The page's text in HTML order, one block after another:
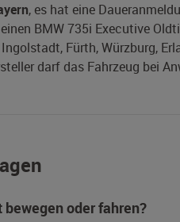
, es hat eine
BMW 735i Executive
Fürth, Würzburg,
darf das Fahrzeug bei
bewegen oder fahren?